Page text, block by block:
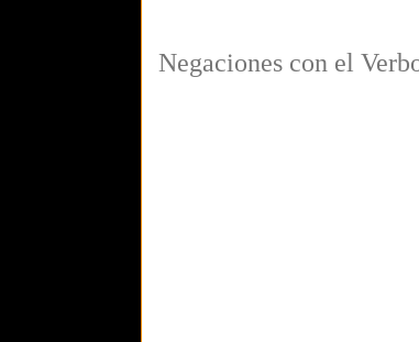
Negaciones con el